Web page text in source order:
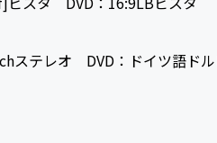
ステレオ DVD：ドイツ語ド